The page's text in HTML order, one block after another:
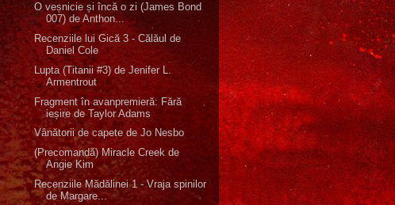
O veșnicie și încă o zi (James Bond
007) de Anthon...
Recenziile lui Gică 3 - Călăul de
Daniel Cole
Lupta (Titanii #3) de Jenifer L.
Armentrout
Fragment în avanpremieră: Fără
ieșire de Taylor Adams
Vânătorii de capete de Jo Nesbo
(Precomandă) Miracle Creek de
Angie Kim
Recenziile Mădălinei 1 - Vraja spinilor
de Margare...